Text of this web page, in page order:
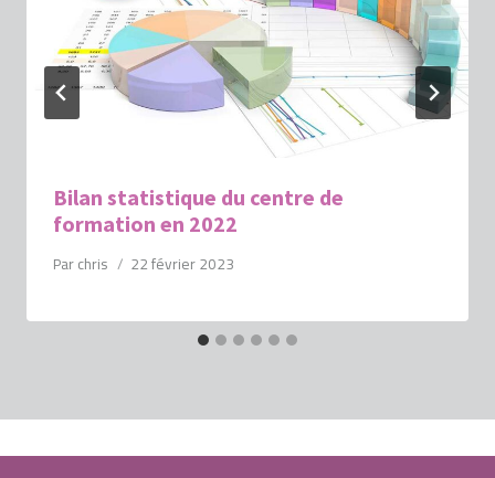
Bilan statistique du centre de
formation en 2022
Par chris 22 février 2023